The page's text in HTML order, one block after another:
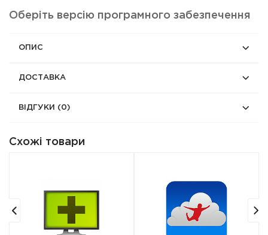
Оберіть версію програмного забезпечення
ОПИС
ДОСТАВКА
ВІДГУКИ (0)
Схожі товари